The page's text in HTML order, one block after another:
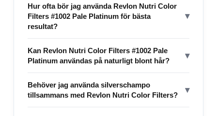
Hur ofta bör jag använda Revlon Nutri Color
Filters #1002 Pale Platinum för bästa
resultat?
▾
Kan Revlon Nutri Color Filters #1002 Pale
Platinum användas på naturligt blont hår?
▾
Behöver jag använda silverschampo
tillsammans med Revlon Nutri Color Filters?
▾